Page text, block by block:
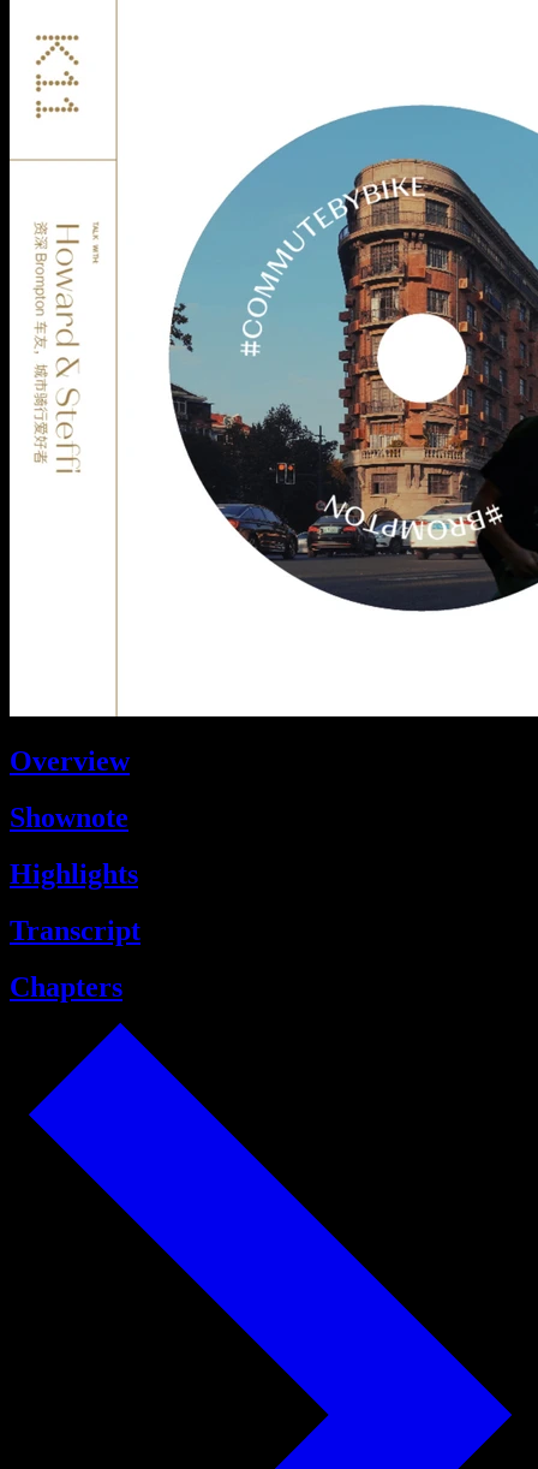
Overview
Shownote
Highlights
Transcript
Chapters